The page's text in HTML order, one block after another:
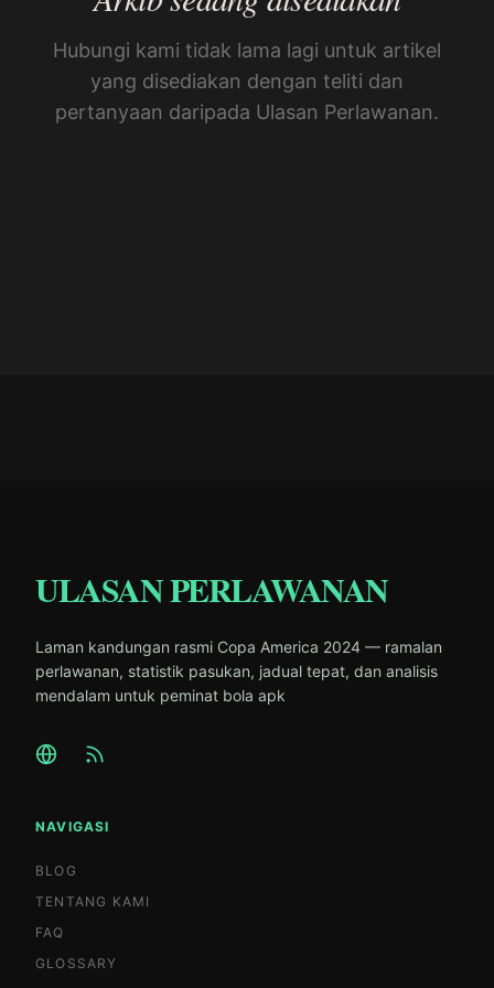
Hubungi kami tidak lama lagi untuk artikel
yang disediakan dengan teliti dan
pertanyaan daripada Ulasan Perlawanan.
ULASAN PERLAWANAN
Laman kandungan rasmi Copa America 2024 — ramalan
perlawanan, statistik pasukan, jadual tepat, dan analisis
mendalam untuk peminat bola apk
NAVIGASI
BLOG
TENTANG KAMI
FAQ
GLOSSARY